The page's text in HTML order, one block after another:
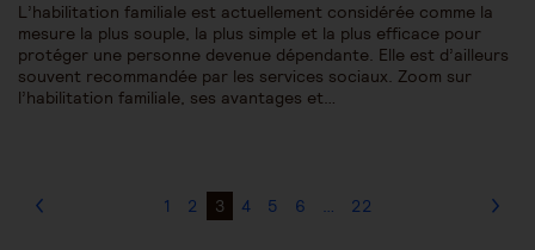
L’habilitation familiale est actuellement considérée comme la
mesure la plus souple, la plus simple et la plus efficace pour
protéger une personne devenue dépendante. Elle est d’ailleurs
souvent recommandée par les services sociaux. Zoom sur
l’habilitation familiale, ses avantages et…
1 2 3 4 5 6 … 22